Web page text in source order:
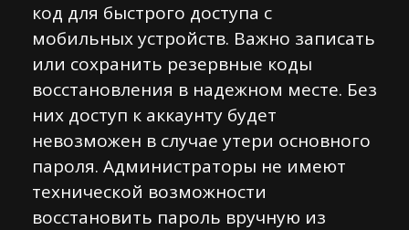
код для быстрого доступа с
мобильных устройств. Важно записать
или сохранить резервные коды
восстановления в надежном месте. Без
них доступ к аккаунту будет
невозможен в случае утери основного
пароля. Администраторы не имеют
технической возможности
восстановить пароль вручную из